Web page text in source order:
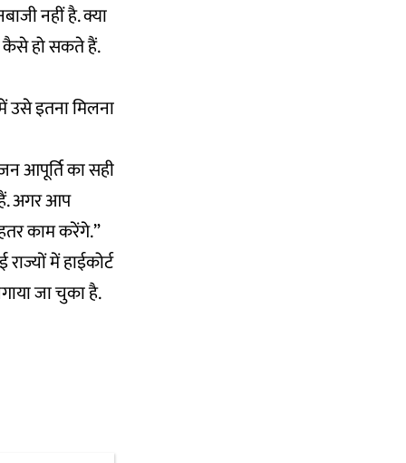
नहीं है. क्या
कैसे हो सकते हैं.
उसे इतना मिलना
आपूर्ति का सही
अगर आप
काम करेंगे.”
में हाईकोर्ट
जा चुका है.